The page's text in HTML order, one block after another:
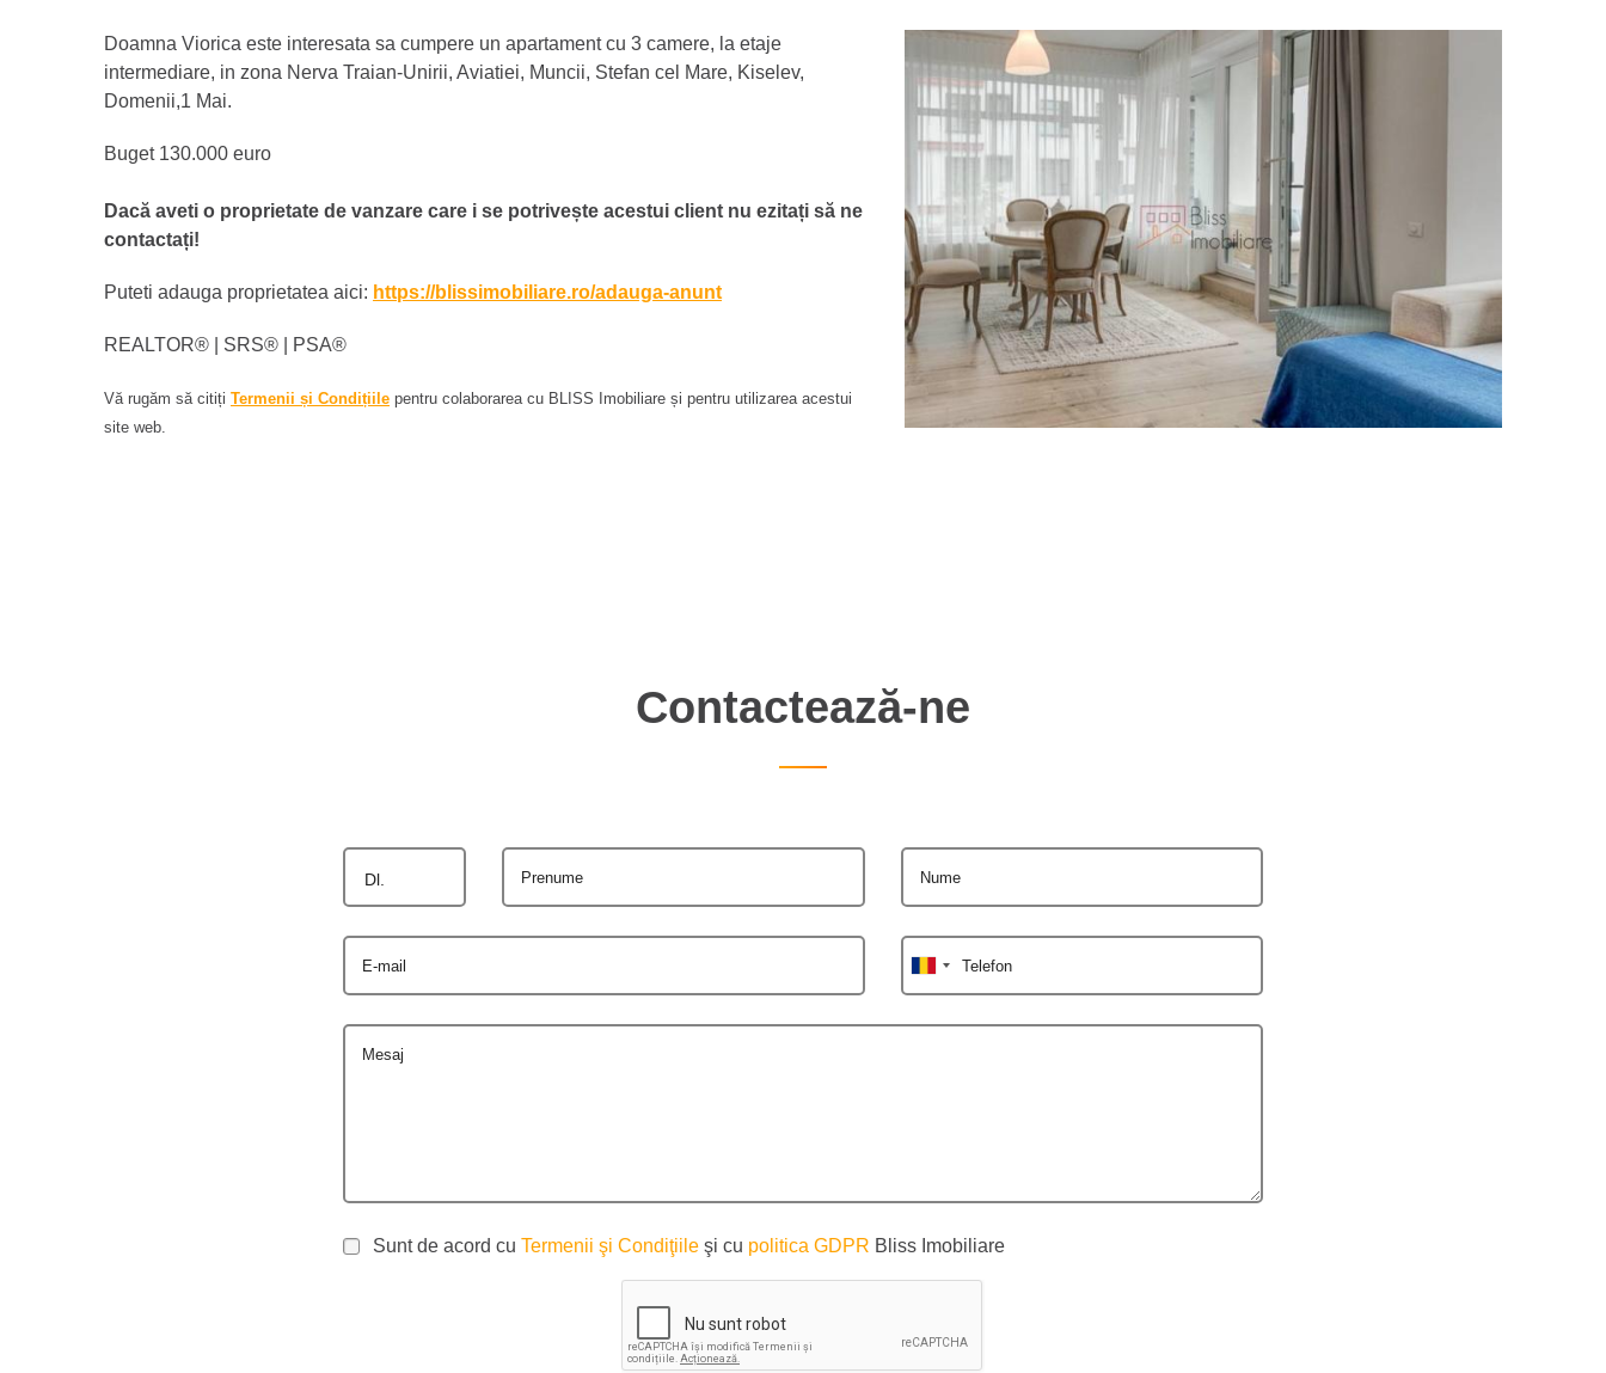
Doamna Viorica este interesata sa cumpere un apartament cu 3 camere, la etaje
intermediare, in zona Nerva Traian-Unirii, Aviatiei, Muncii, Stefan cel Mare, Kiselev,
Domenii,1 Mai.
Buget 130.000 euro
Dacă aveti o proprietate de vanzare care i se potrivește acestui client nu ezitați să ne
contactați!
Puteti adauga proprietatea aici: https://blissimobiliare.ro/adauga-anunt
REALTOR®️ | SRS®️ | PSA®️
Vă rugăm să citiți Termenii și Condițiile pentru colaborarea cu BLISS Imobiliare și pentru utilizarea acestui
site web.
Contactează-ne
Dl. Prenume Nume
E-mail Telefon
Mesaj
Sunt de acord cu Termenii şi Condiţiile şi cu politica GDPR Bliss Imobiliare